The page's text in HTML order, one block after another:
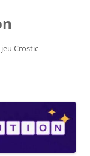
Crostic